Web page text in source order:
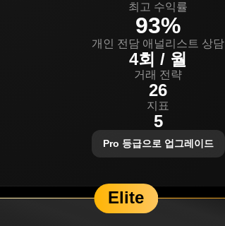
최고 수익률
93%
개인 전담 애널리스트 상담
4회 / 월
거래 전략
26
지표
5
Pro 등급으로 업그레이드
Elite